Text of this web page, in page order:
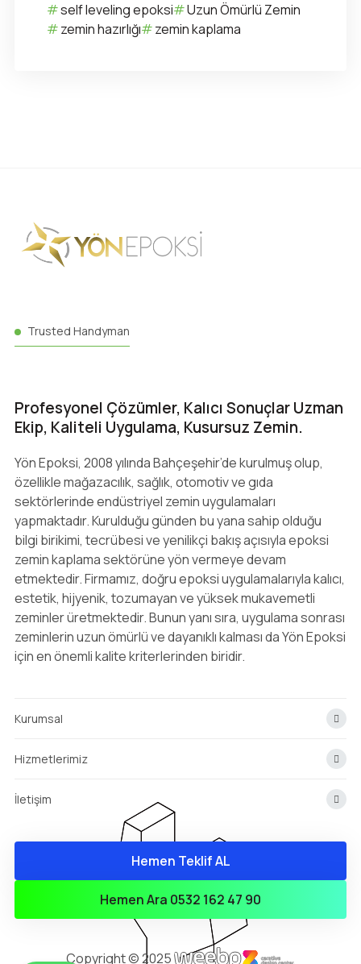
self leveling epoksi
Uzun Ömürlü Zemin
zemin hazırlığı
zemin kaplama
Trusted Handyman
Profesyonel Çözümler, Kalıcı Sonuçlar Uzman
Ekip, Kaliteli Uygulama, Kusursuz Zemin.
Yön Epoksi, 2008 yılında Bahçeşehir’de kurulmuş olup,
özellikle mağazacılık, sağlık, otomotiv ve gıda
sektörlerinde endüstriyel zemin uygulamaları
yapmaktadır. Kurulduğu günden bu yana sahip olduğu
bilgi birikimi, tecrübesi ve yenilikçi bakış açısıyla epoksi
zemin kaplama sektörüne yön vermeye devam
etmektedir. Firmamız, doğru epoksi uygulamalarıyla kalıcı,
estetik, hijyenik, tozumayan ve yüksek mukavemetli
zeminler üretmektedir. Bunun yanı sıra, uygulama sonrası
zeminlerin uzun ömürlü ve dayanıklı kalması da Yön Epoksi
için en önemli kalite kriterlerinden biridir.
Kurumsal
Hizmetlerimiz
İletişim
Hemen Teklif AL
Hemen Ara 0532 162 47 90
Copyright © 2025
info@yonepoksi.com
0(532) 162 47 90